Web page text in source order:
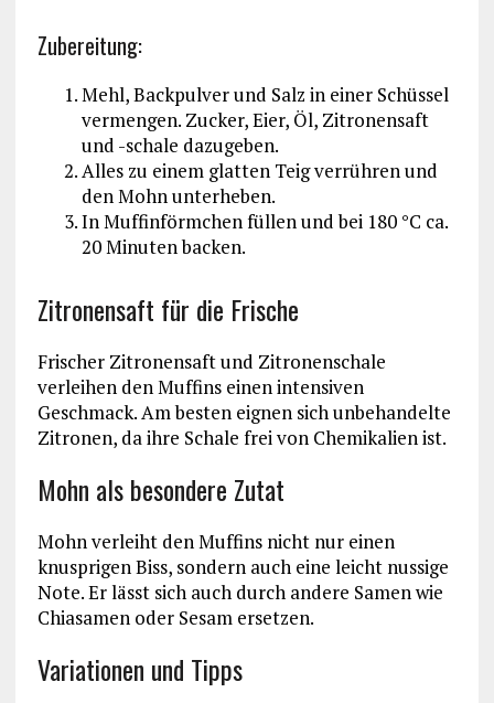
Zubereitung:
Mehl, Backpulver und Salz in einer Schüssel
vermengen. Zucker, Eier, Öl, Zitronensaft
und -schale dazugeben.
Alles zu einem glatten Teig verrühren und
den Mohn unterheben.
In Muffinförmchen füllen und bei 180 °C ca.
20 Minuten backen.
Zitronensaft für die Frische
Frischer Zitronensaft und Zitronenschale
verleihen den Muffins einen intensiven
Geschmack. Am besten eignen sich unbehandelte
Zitronen, da ihre Schale frei von Chemikalien ist.
Mohn als besondere Zutat
Mohn verleiht den Muffins nicht nur einen
knusprigen Biss, sondern auch eine leicht nussige
Note. Er lässt sich auch durch andere Samen wie
Chiasamen oder Sesam ersetzen.
Variationen und Tipps